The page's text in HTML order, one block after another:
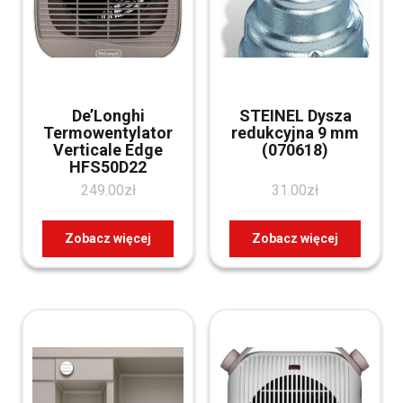
De’Longhi
Termowentylator
Verticale Edge
HFS50D22
249.00zł
Zobacz więcej
STEINEL Dysza
redukcyjna 9 mm
(070618)
31.00zł
Zobacz więcej